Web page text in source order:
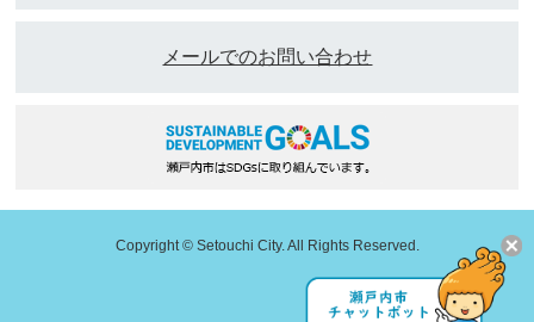
メールでのお問い合わせ
Copyright © Setouchi City. All Rights Reserved.